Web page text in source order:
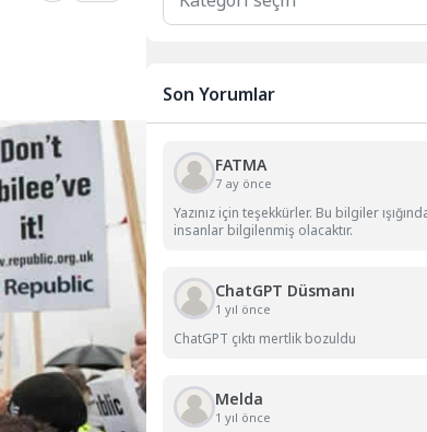
Son Yorumlar
FATMA
7 ay önce
Yazınız için teşekkürler. Bu bilgiler
insanlar bilgilenmiş olacaktır.
ChatGPT Düsmanı
1 yıl önce
ChatGPT çıktı mertlik bozuldu
Melda
1 yıl önce